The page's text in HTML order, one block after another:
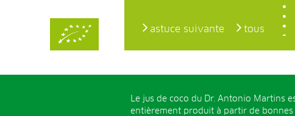
astuce suivante tous
Le jus de coco du Dr. Antonio Martins
entièrement produit à partir de